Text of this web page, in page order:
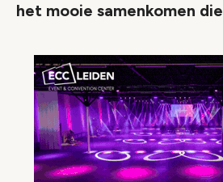
het mooie samenkomen